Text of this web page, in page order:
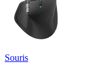
Souris